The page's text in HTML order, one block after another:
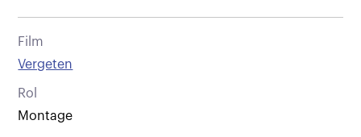
Film
Vergeten
Rol
Montage